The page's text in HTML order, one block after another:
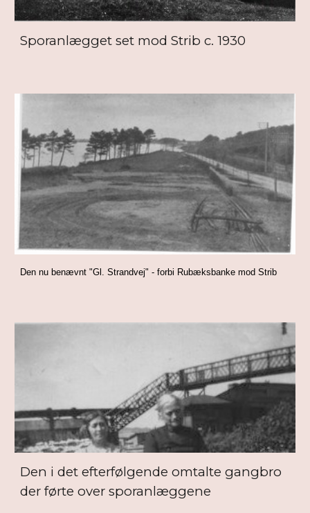
Sporanlægget set mod Strib c. 1930
Den nu benævnt "Gl. Strandvej" - forbi Rubæksbanke mod Strib
Den i det efterfølgende omtalte gangbro
der førte over sporanlæggene